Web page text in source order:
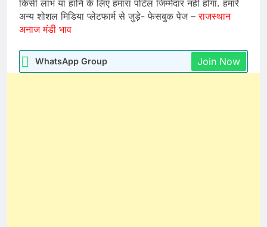
किसी लाभ या हानि के लिए हमारा पोर्टल जिम्मेदार नहीं होगा. हमारे
अन्य शोशल मिडिया प्लेटफार्म से जुड़े- फेसबुक पेज –राजस्थान
अनाज मंडी भाव
WhatsApp Group Join Now